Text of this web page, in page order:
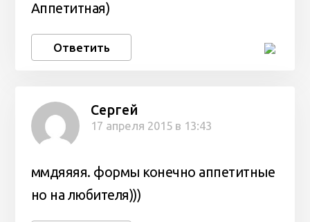
Аппетитная)
Ответить
Сергей
17 апреля 2015 в 13:43
ммдяяяя. формы конечно аппетитные
но на любителя)))